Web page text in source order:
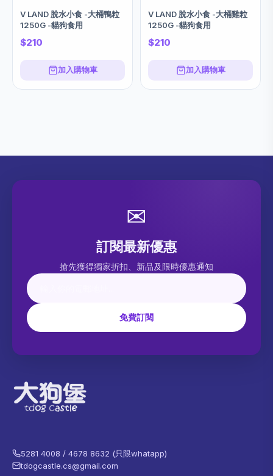
V LAND 脫水小食 -大桶鴨粒
1250G -貓狗食用
$210
加入購物車
V LAND 脫水小食 -大桶雞粒
1250G -貓狗食用
$210
加入購物車
✉
訂閱最新優惠
搶先獲得獨家折扣、新品及限時優惠通知
免費訂閱
5281 4008 / 4678 8632 (只限whatapp)
tdogcastle.cs@gmail.com